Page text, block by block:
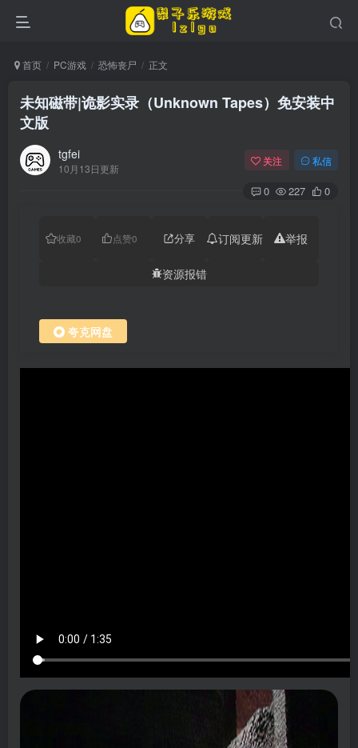
首页 PC游戏 恐怖丧尸 正文
未知磁带|诡影实录（Unknown Tapes）免安装中
文版
tgfei
10月13日更新
关注 私信
0 227 0
收藏0 点赞0 分享 订阅更新 举报
资源报错
夸克网盘